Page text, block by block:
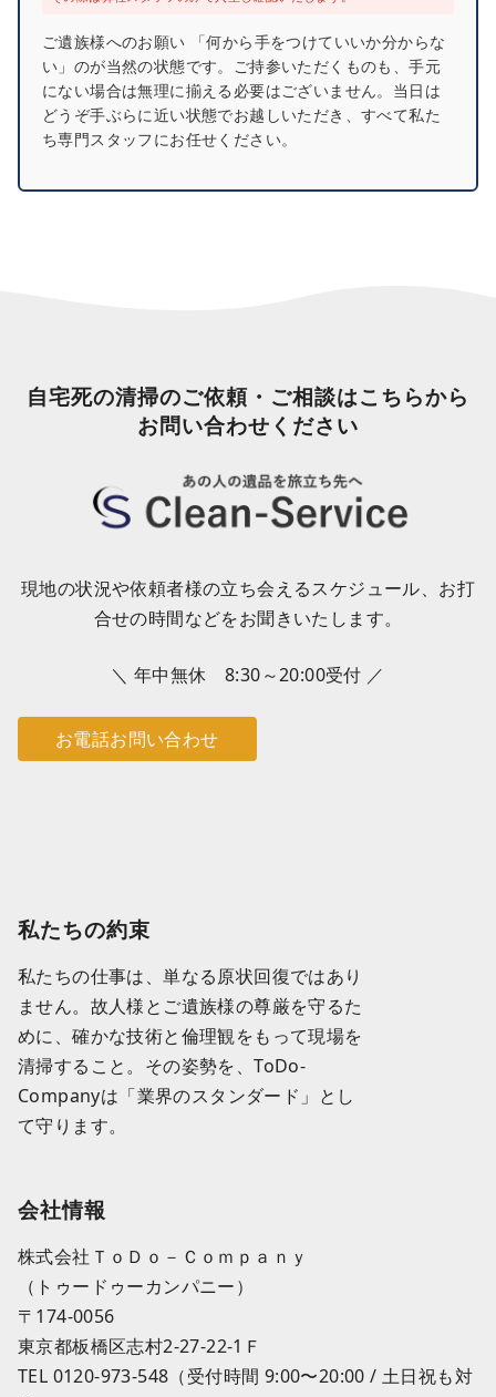
ご遺族様へのお願い 「何から手をつけていいか分からな
い」のが当然の状態です。ご持参いただくものも、手元
にない場合は無理に揃える必要はございません。当日は
どうぞ手ぶらに近い状態でお越しいただき、すべて私た
ち専門スタッフにお任せください。
自宅死の清掃のご依頼・ご相談はこちらから
お問い合わせください
現地の状況や依頼者様の立ち会えるスケジュール、お打
合せの時間などをお聞きいたします。
＼ 年中無休 8:30～20:00受付 ／
お電話お問い合わせ
私たちの約束
私たちの仕事は、単なる原状回復ではあり
ません。故人様とご遺族様の尊厳を守るた
めに、確かな技術と倫理観をもって現場を
清掃すること。その姿勢を、ToDo-
Companyは「業界のスタンダード」とし
て守ります。
会社情報
株式会社ＴｏＤｏ－Ｃｏｍｐａｎｙ
（トゥードゥーカンパニー）
〒174-0056
東京都板橋区志村2-27-22-1Ｆ
TEL 0120-973-548（受付時間 9:00〜20:00 / 土日祝も対